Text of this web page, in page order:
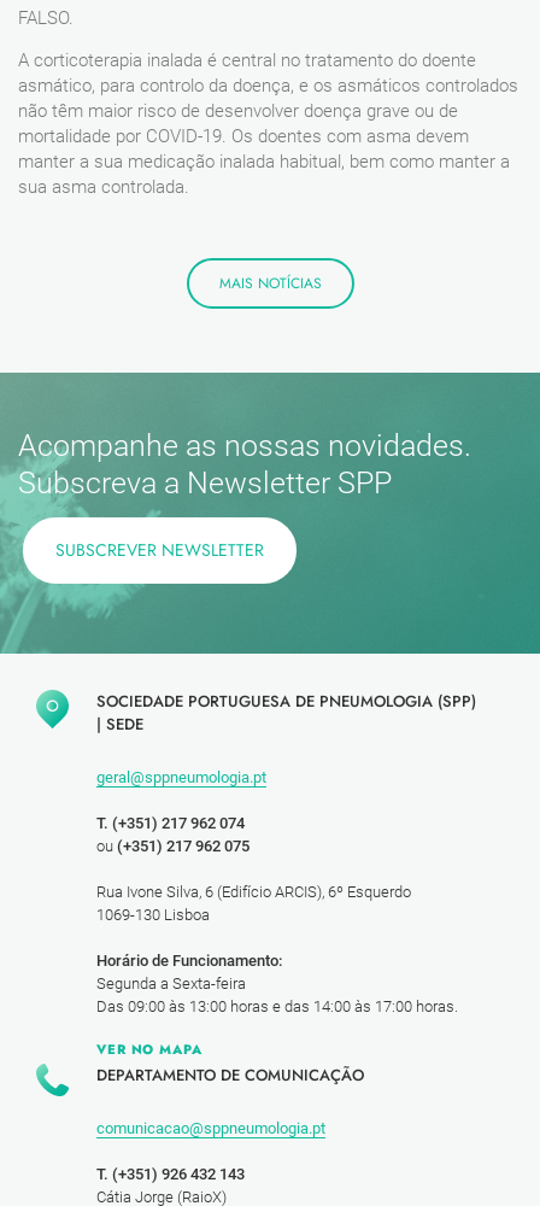
FALSO.
A corticoterapia inalada é central no tratamento do doente
asmático, para controlo da doença, e os asmáticos controlados
não têm maior risco de desenvolver doença grave ou de
mortalidade por COVID-19. Os doentes com asma devem
manter a sua medicação inalada habitual, bem como manter a
sua asma controlada.
MAIS NOTÍCIAS
Acompanhe as nossas novidades.
Subscreva a Newsletter SPP
SUBSCREVER NEWSLETTER
SOCIEDADE PORTUGUESA DE PNEUMOLOGIA (SPP)
| SEDE
geral@sppneumologia.pt
T. (+351) 217 962 074
ou (+351) 217 962 075
Rua Ivone Silva, 6 (Edifício ARCIS), 6º Esquerdo
1069-130 Lisboa
Horário de Funcionamento:
Segunda a Sexta-feira
Das 09:00 às 13:00 horas e das 14:00 às 17:00 horas.
VER NO MAPA
DEPARTAMENTO DE COMUNICAÇÃO
comunicacao@sppneumologia.pt
T. (+351) 926 432 143
Cátia Jorge (RaioX)